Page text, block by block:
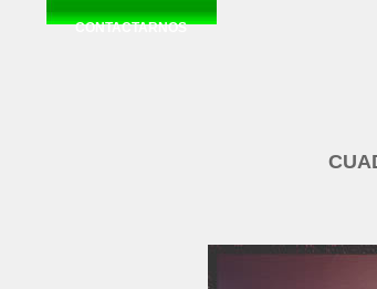
CONTACTARNOS